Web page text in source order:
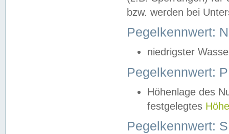
bzw. werden bei
Pegelkennwert:
niedrigster
Pegelkennwert:
Höhenlage des
festgelegtes
Pegelkennwert: